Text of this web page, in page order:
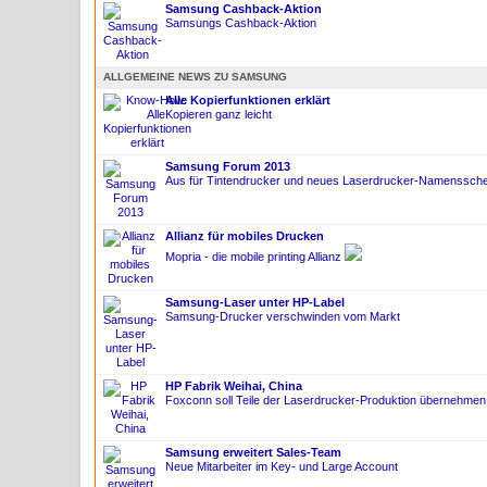
Samsung Cashback-Aktion
Samsungs Cashback-Aktion
ALLGEMEINE NEWS ZU SAMSUNG
Alle Kopierfunktionen erklärt
Kopieren ganz leicht
Samsung Forum 2013
Aus für Tintendrucker und neues Laserdrucker-
Allianz für mobiles Drucken
Mopria - die mobile printing Allianz
Samsung-Laser unter HP-Label
Samsung-Drucker verschwinden vom Markt
HP Fabrik Weihai, China
Foxconn soll Teile der Laserdrucker-Produktion übernehmen
Samsung erweitert Sales-Team
Neue Mitarbeiter im Key- und Large Account